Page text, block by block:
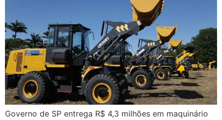
Governo de SP entrega R$ 4,3 milhões em maquinário